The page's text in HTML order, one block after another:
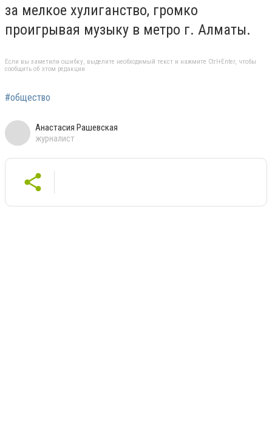
за мелкое хулиганство, громко
проигрывая музыку в метро г. Алматы.
Если вы заметили ошибку, выделите необходимый текст и нажмите Ctrl+Enter, чтобы
сообщить об этом редакции
#общество
Анастасия Рашевская
журналист